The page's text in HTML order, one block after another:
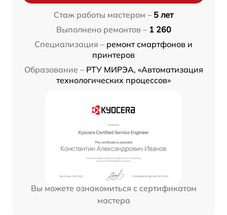
Стаж работы мастером – 5 лет
Выполнено ремонтов – 1 260
Специализация – ремонт смартфонов и
принтеров
Образование – РТУ МИРЭА, «Автоматизация
технологических процессов»
Вы можете ознакомиться с сертификатом
мастера